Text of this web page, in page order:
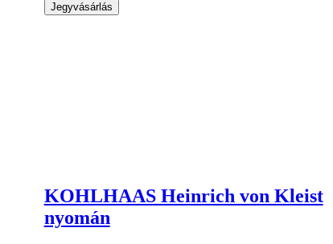
Jegyvásárlás
KOHLHAAS Heinrich von Kleist
nyomán